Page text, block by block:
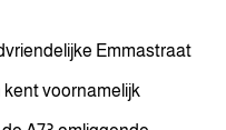
Emmastraat
voornamelijk